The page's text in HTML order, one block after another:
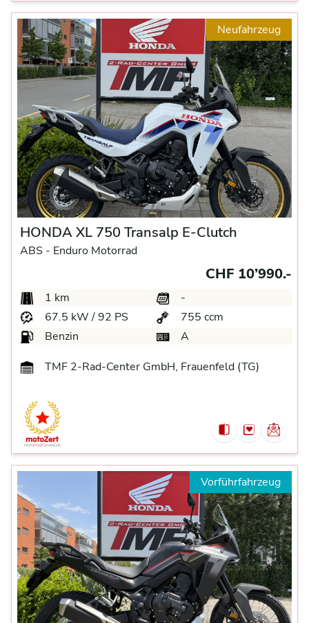
Neufahrzeug
HONDA XL 750 Transalp E-Clutch
ABS - Enduro Motorrad
CHF 10’990.-
1 km
-
67.5 kW / 92 PS
755 ccm
Benzin
A
TMF 2-Rad-Center GmbH, Frauenfeld (TG)
Vorführfahrzeug